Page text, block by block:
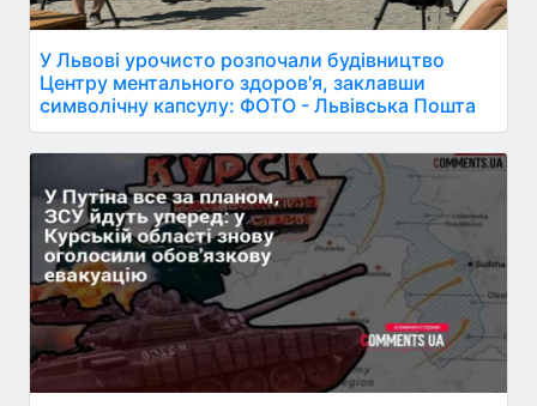
У Львові урочисто розпочали будівництво
Центру ментального здоров'я, заклавши
символічну капсулу: ФОТО - Львівська Пошта